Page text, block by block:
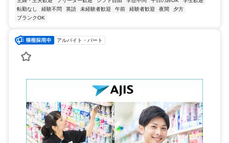
転勤なし
経験不問 英語 未経験者歓迎 午前 経験者歓迎 夜間
夕方
ブランクOK
アルバイト・パート